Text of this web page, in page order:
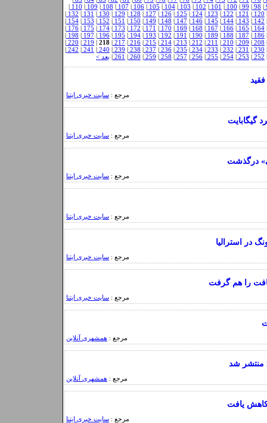
|
98
|
99
|
100
|
101
|
102
|
103
|
104
|
105
|
106
|
107
|
108
|
109
|
110
|
|
120
|
121
|
122
|
123
|
124
|
125
|
126
|
127
|
128
|
129
|
130
|
131
|
132
|
|
142
|
143
|
144
|
145
|
146
|
147
|
148
|
149
|
150
|
151
|
152
|
153
|
154
|
|
164
|
165
|
166
|
167
|
168
|
169
|
170
|
171
|
172
|
173
|
174
|
175
|
176
|
|
186
|
187
|
188
|
189
|
190
|
191
|
192
|
193
|
194
|
195
|
196
|
197
|
198
|
|
208
|
209
|
210
|
211
|
212
|
213
|
214
|
215
|
216
|
217
|
218
|
219
|
220
|
|
230
|
231
|
232
|
233
|
234
|
235
|
236
|
237
|
238
|
239
|
240
|
241
|
242
|
|
252
|
253
|
254
|
255
|
256
|
257
|
258
|
259
|
260
|
261
| بعد >
مرجع : سایت خبری ایتنا
مرجع : سایت خبری ایتنا
درگذشت
مرجع : سایت خبری ایتنا
مرجع : سایت خبری ایتنا
در استرالیا
مرجع : سایت خبری ایتنا
را هم گرفت
مرجع : سایت خبری ایتنا
مرجع : همشهری آنلاین
مرجع : همشهری آنلاین
مرجع : سایت خبری ایتنا